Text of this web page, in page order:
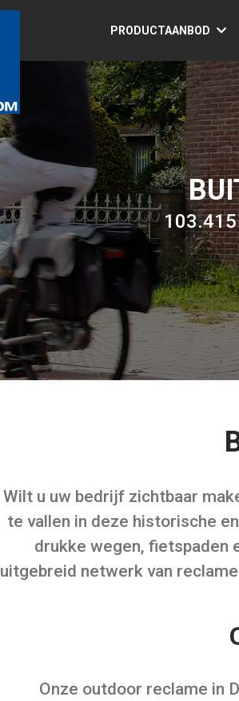
PRODUCTAANBOD
Wilt u uw bedrijf zichtbaar
te vallen in deze historische
drukke wegen, fietspaden
uitgebreid netwerk van
Onze outdoor reclame in